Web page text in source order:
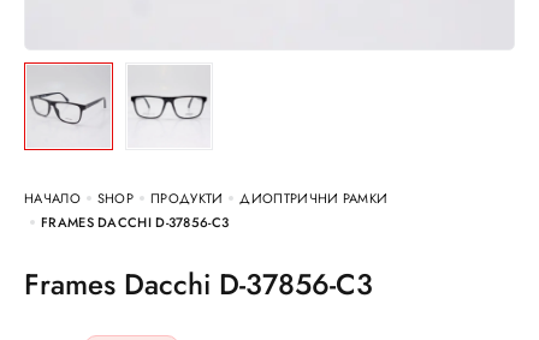
НАЧАЛО SHOP ПРОДУКТИ
ДИОПТРИЧНИ РАМКИ
FRAMES DACCHI D-37856-C3
Frames Dacchi D-37856-C3